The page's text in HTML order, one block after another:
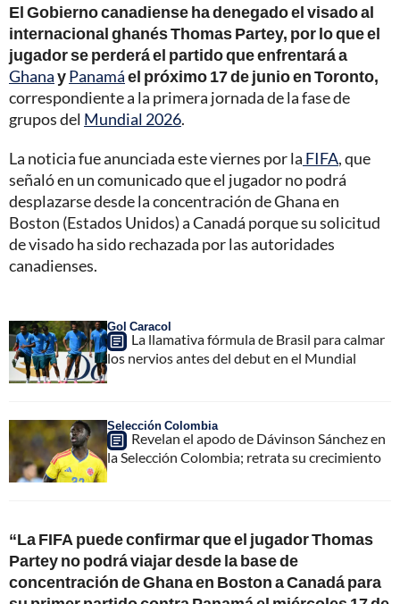
El Gobierno canadiense ha denegado el visado al
internacional ghanés Thomas Partey, por lo que el
jugador se perderá el partido que enfrentará a
GhanayPanamáel próximo 17 de junio en Toronto,
correspondiente a la primera jornada de la fase de
grupos del Mundial 2026.
La noticia fue anunciada este viernes por la FIFA, que
señaló en un comunicado que el jugador no podrá
desplazarse desde la concentración de Ghana en
Boston (Estados Unidos) a Canadá porque su solicitud
de visado ha sido rechazada por las autoridades
canadienses.
Gol Caracol
La llamativa fórmula de Brasil para calmar
los nervios antes del debut en el Mundial
Selección Colombia
Revelan el apodo de Dávinson Sánchez en
la Selección Colombia; retrata su crecimiento
“La FIFA puede confirmar que el jugador Thomas
Partey no podrá viajar desde la base de
concentración de Ghana en Boston a Canadá para